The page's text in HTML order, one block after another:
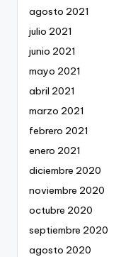
agosto 2021
julio 2021
junio 2021
mayo 2021
abril 2021
marzo 2021
febrero 2021
enero 2021
diciembre 2020
noviembre 2020
octubre 2020
septiembre 2020
agosto 2020